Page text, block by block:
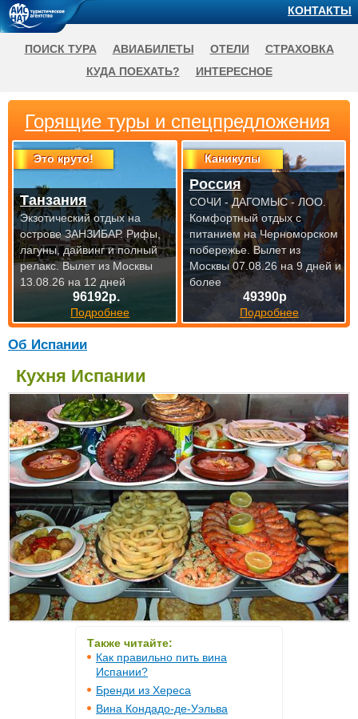
Об Испании
Кухня Испании
Также читайте:
Как правильно пить вина
Испании?
Бренди из Хереса
Вина Кондадо-де-Уэльва
Горящие туры и спецпредложения
Это круто!
96192р.
Подробнее
Танзания
Экзотический отдых на
острове ЗАНЗИБАР. Рифы,
лагуны, дайвинг и полный
релакс.Вылет из Москвы
13.08.26 на 12 дней
Каникулы
49390р
Подробнее
Россия
СОЧИ - ДАГОМЫС - ЛОО.
Комфортный отдых с
питанием на Черноморском
побережье.Вылет из
Москвы 07.08.26 на 9 дней и
более
КОНТАКТЫ
ПОИСК ТУРА АВИАБИЛЕТЫ ОТЕЛИ
СТРАХОВКА
КУДА ПОЕХАТЬ?
ИНТЕРЕСНОЕ